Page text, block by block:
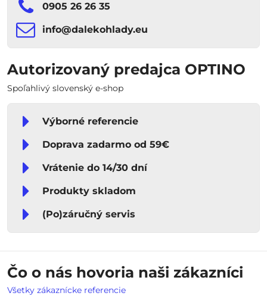
0905 26 26 35
info​​@dalekohlady​​.eu
Autorizovaný predajca OPTINO
Spoľahlivý slovenský e-shop
Výborné referencie
Doprava zadarmo od 59€
Vrátenie do 14/30 dní
Produkty skladom
(Po)záručný servis
Čo o nás hovoria naši zákazníci
Všetky zákaznícke referencie